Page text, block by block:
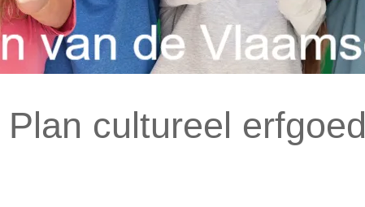
cultureel erfgoed